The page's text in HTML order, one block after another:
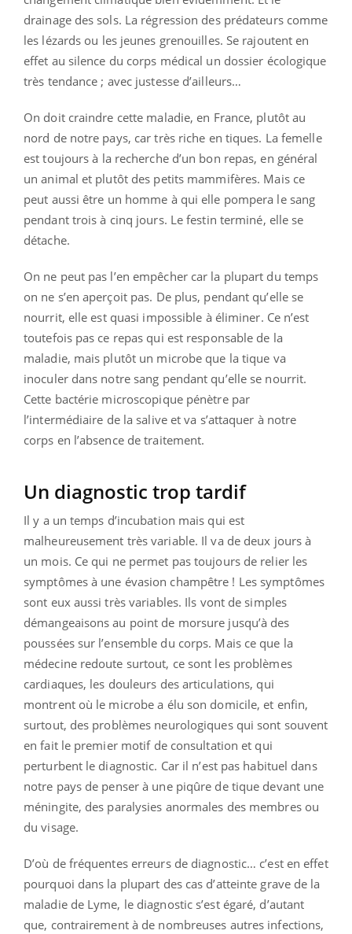
drainage des sols. La régression des prédateurs comme
les lézards ou les jeunes grenouilles. Se rajoutent en
effet au silence du corps médical un dossier écologique
très tendance ; avec justesse d’ailleurs…
On doit craindre cette maladie, en France, plutôt au
nord de notre pays, car très riche en tiques. La femelle
est toujours à la recherche d’un bon repas, en général
un animal et plutôt des petits mammifères. Mais ce
peut aussi être un homme à qui elle pompera le sang
pendant trois à cinq jours. Le festin terminé, elle se
détache.
On ne peut pas l’en empêcher car la plupart du temps
on ne s’en aperçoit pas. De plus, pendant qu’elle se
nourrit, elle est quasi impossible à éliminer. Ce n’est
toutefois pas ce repas qui est responsable de la
maladie, mais plutôt un microbe que la tique va
inoculer dans notre sang pendant qu’elle se nourrit.
Cette bactérie microscopique pénètre par
l’intermédiaire de la salive et va s’attaquer à notre
corps en l’absence de traitement.
Un diagnostic trop tardif
Il y a un temps d’incubation mais qui est
malheureusement très variable. Il va de deux jours à
un mois. Ce qui ne permet pas toujours de relier les
symptômes à une évasion champêtre ! Les symptômes
sont eux aussi très variables. Ils vont de simples
démangeaisons au point de morsure jusqu’à des
poussées sur l’ensemble du corps. Mais ce que la
médecine redoute surtout, ce sont les problèmes
cardiaques, les douleurs des articulations, qui
montrent où le microbe a élu son domicile, et enfin,
surtout, des problèmes neurologiques qui sont souvent
en fait le premier motif de consultation et qui
perturbent le diagnostic. Car il n’est pas habituel dans
notre pays de penser à une piqûre de tique devant une
méningite, des paralysies anormales des membres ou
du visage.
D’où de fréquentes erreurs de diagnostic… c’est en effet
pourquoi dans la plupart des cas d’atteinte grave de la
maladie de Lyme, le diagnostic s’est égaré, d’autant
que, contrairement à de nombreuses autres infections,